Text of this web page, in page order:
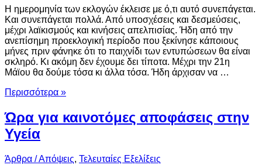
Η ημερομηνία των εκλογών έκλεισε με ό,τι αυτό συνεπάγεται.
Και συνεπάγεται πολλά. Από υποσχέσεις και δεσμεύσεις,
μέχρι λαϊκισμούς και κινήσεις απελπισίας. Ήδη από την
ανεπίσημη προεκλογική περίοδο που ξεκίνησε κάποιους
μήνες πριν φάνηκε ότι το παιχνίδι των εντυπώσεων θα είναι
σκληρό. Κι ακόμη δεν έχουμε δει τίποτα. Μέχρι την 21η
Μάϊου θα δούμε τόσα κι άλλα τόσα. Ήδη άρχισαν να …
Περισσότερα »
Ώρα για καινοτόμες αποφάσεις στην
Υγεία
Άρθρα / Απόψεις, Τελευταίες Εξελίξεις